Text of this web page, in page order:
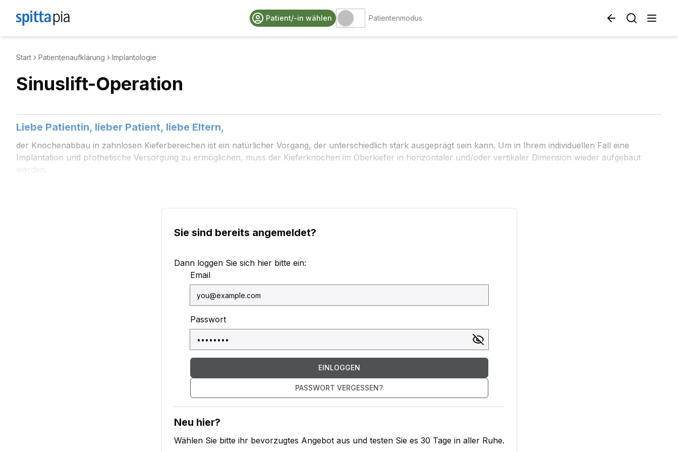
Patient/-in wählen Patientenmodus
Start Patientenaufklärung Implantologie
Sinuslift-Operation
Liebe Patientin, lieber Patient, liebe Eltern,
der Knochenabbau in zahnlosen Kieferbereichen ist ein natürlicher Vorgang, der unterschiedlich stark ausgeprägt sein kann. Um in Ihrem individuellen Fall eine
Implantation und prothetische Versorgung zu ermöglichen, muss der Kieferknochen im Oberkiefer in horizontaler und/oder vertikaler Dimension wieder aufgebaut
werden.
Sie sind bereits angemeldet?
Dann loggen Sie sich hier bitte ein:
Email
Passwort
EINLOGGEN
PASSWORT VERGESSEN?
Neu hier?
Wählen Sie bitte ihr bevorzugtes Angebot aus und testen Sie es 30 Tage in aller Ruhe.